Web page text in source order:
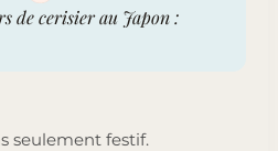
de cerisier au Japon :
seulement festif.